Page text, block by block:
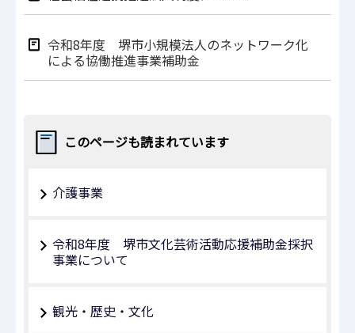
令和8年度 堺市小規模法人のネットワーク化
による協働推進事業補助金
このページも読まれています
介護事業
令和8年度 堺市文化芸術活動応援補助金採択
事業について
観光・歴史・文化